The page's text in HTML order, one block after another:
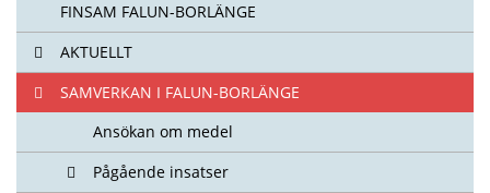
FINSAM FALUN-BORLÄNGE
AKTUELLT
SAMVERKAN I FALUN-BORLÄNGE
Ansökan om medel
Pågående insatser